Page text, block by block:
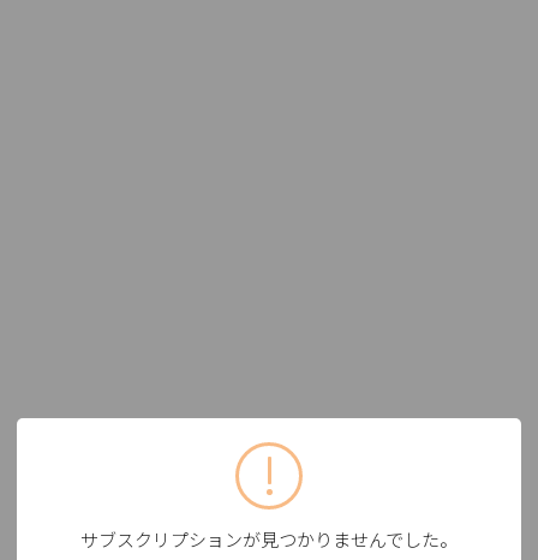
サブスクリプションが見つかりませんでした。